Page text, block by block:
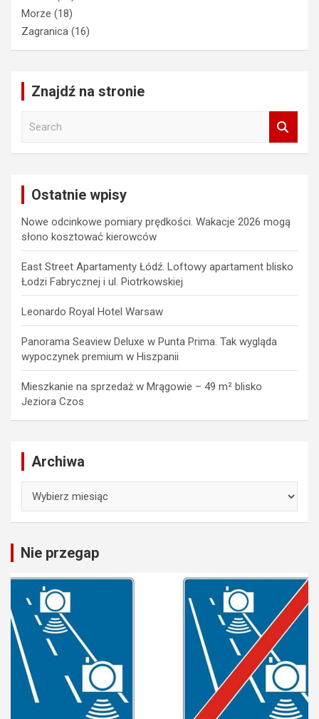
Morze (18)
Zagranica (16)
Znajdź na stronie
Ostatnie wpisy
Nowe odcinkowe pomiary prędkości. Wakacje 2026 mogą
słono kosztować kierowców
East Street Apartamenty Łódź. Loftowy apartament blisko
Łodzi Fabrycznej i ul. Piotrkowskiej
Leonardo Royal Hotel Warsaw
Panorama Seaview Deluxe w Punta Prima. Tak wygląda
wypoczynek premium w Hiszpanii
Mieszkanie na sprzedaż w Mrągowie – 49 m² blisko
Jeziora Czos
Archiwa
Nie przegap